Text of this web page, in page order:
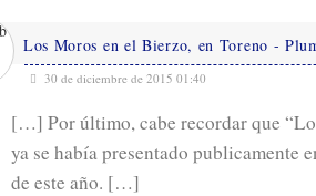
Los Moros en el Bierzo, en Toreno -
30 de diciembre de 2015 01:40
[…] Por último, cabe recordar que
ya se había presentado publicamente
de este año. […]